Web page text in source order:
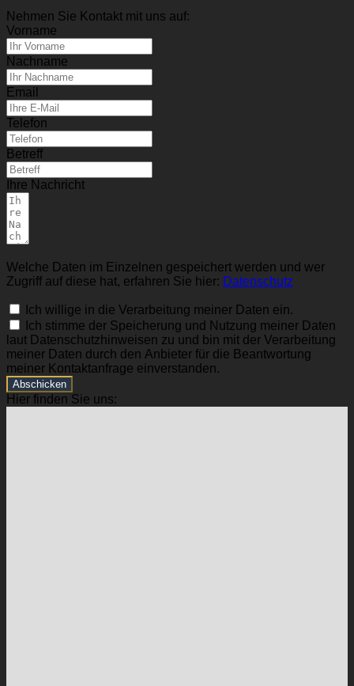
Nehmen Sie Kontakt mit uns auf:
Vorname
Nachname
Email
Telefon
Betreff
Ihre Nachricht
Welche Daten im Einzelnen gespeichert werden und wer
Zugriff auf diese hat, erfahren Sie hier: Datenschutz
Ich willige in die Verarbeitung meiner Daten ein.
Ich stimme der Speicherung und Nutzung meiner Daten
laut Datenschutzhinweisen zu und bin mit der Verarbeitung
meiner Daten durch den Anbieter für die Beantwortung
meiner Kontaktanfrage einverstanden.
Abschicken
Hier finden Sie uns: